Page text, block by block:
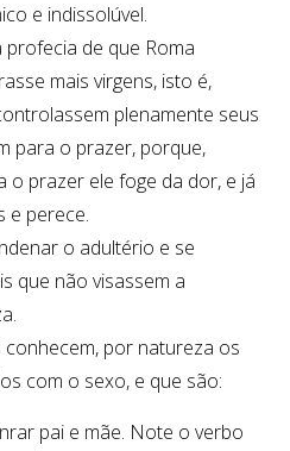
e indissolúvel.
profecia de que Roma
mais virgens, isto é,
plenamente seus
para o prazer, porque,
o prazer ele foge da dor, e já
e perece.
o adultério e se
que não visassem a
por natureza os
com o sexo, e que são:
pai e mãe. Note o verbo